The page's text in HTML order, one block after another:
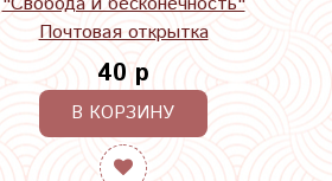
Почтовая открытка
40 р
В КОРЗИНУ